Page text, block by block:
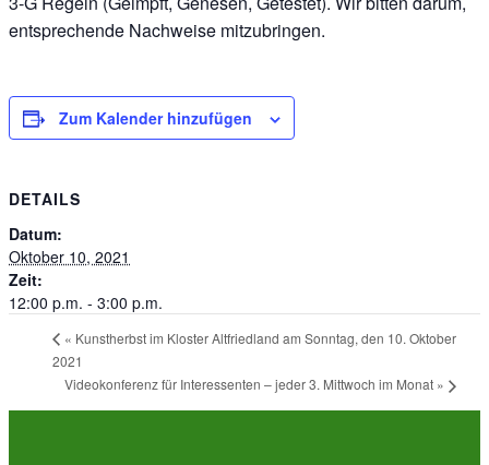
entsprechende Nachweise mitzubringen.
Zum Kalender hinzufügen
DETAILS
Datum:
Oktober 10, 2021
Zeit:
12:00 p.m. - 3:00 p.m.
« Kunstherbst im Kloster Altfriedland am Sonntag, den 10. Oktober
2021
Videokonferenz für Interessenten – jeder 3. Mittwoch im Monat »